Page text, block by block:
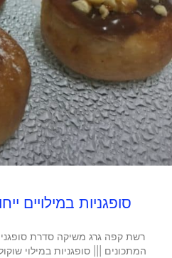
סופגניות במילויים
רשת קפה גרג משיקה סדרת
המתכונים ||| סופגניות במילוי